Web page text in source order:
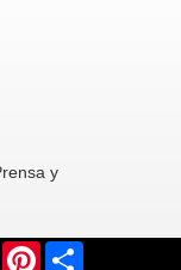
y
LinkedInPinterest